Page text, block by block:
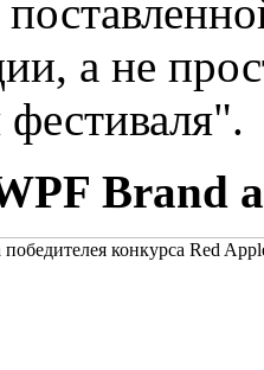
а не
Brand